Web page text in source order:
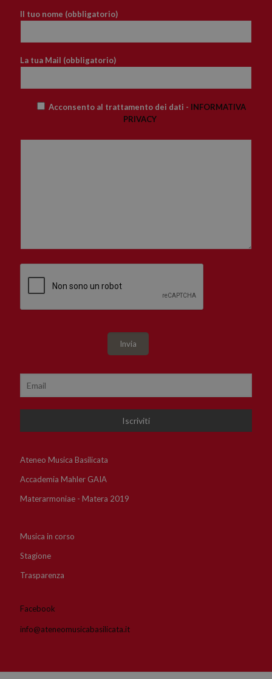
Il tuo nome (obbligatorio)
La tua Mail (obbligatorio)
Acconsento al trattamento dei dati - INFORMATIVA
PRIVACY
Ateneo Musica Basilicata
Accademia Mahler GAIA
Materarmoniae - Matera 2019
Musica in corso
Stagione
Trasparenza
Facebook
info@ateneomusicabasilicata.it